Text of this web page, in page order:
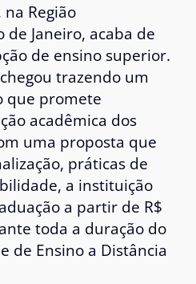
Região
Janeiro, acaba de
de ensino superior.
trazendo um
que promete
acadêmica dos
uma proposta que
práticas de
a instituição
a partir de R$
toda a duração do
de Ensino a Distância